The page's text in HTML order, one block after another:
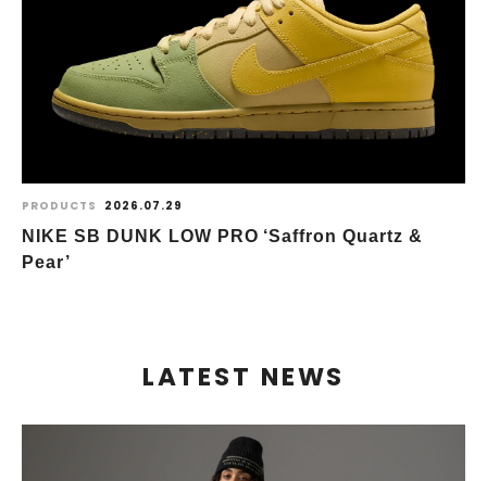
PRODUCTS 2026.07.29
NIKE SB DUNK LOW PRO ‘Saffron Quartz &
Pear’
LATEST NEWS